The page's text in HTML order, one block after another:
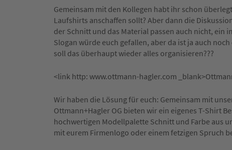
Gemeinsam mit den Kollegen habt ihr schon
Laufshirts anschaffen sollt? Aber dann die
der Schnitt und das Material passen auch nicht, ein
Slogan würde euch gefallen, aber da ist ja auch
soll das überhaupt wieder alles organisieren???
<link http: www.ottmann-hagler.com
Wir haben die Lösung für euch: Gemeinsam mit
Ottmann+Hagler OG bieten wir ein eigenes T-Shirt
hochwertigen Modellpalette Schnitt und Farbe aus
mit eurem Firmenlogo oder einem fetzigen Spruch